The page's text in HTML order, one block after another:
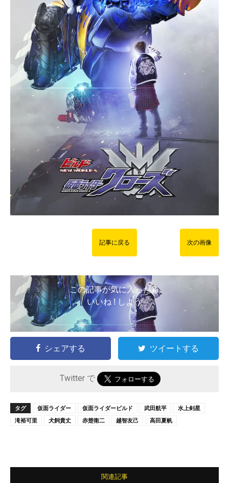
記事に戻る 次の画像
この記事が気に入ったら
いいね ! しよう
シェアする ツイートする
Twitter で
タグ 仮面ライダー 仮面ライダービルド 武田航平
水上剣星
滝裕可里
犬飼貴丈 赤楚衛二 越智友己 高田夏帆
関連記事